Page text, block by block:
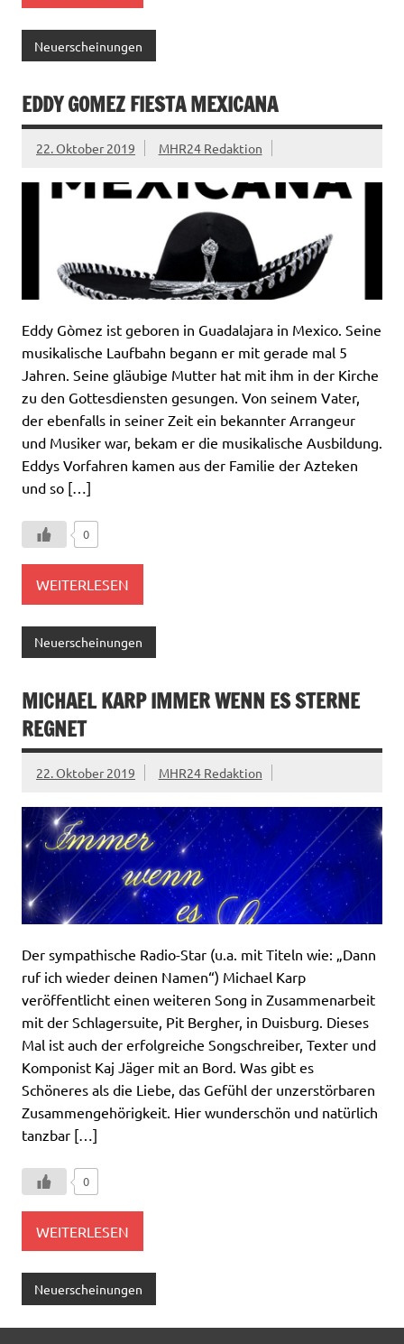
Neuerscheinungen
EDDY GOMEZ FIESTA MEXICANA
22. Oktober 2019 MHR24 Redaktion
Eddy Gòmez ist geboren in Guadalajara in Mexico. Seine
musikalische Laufbahn begann er mit gerade mal 5
Jahren. Seine gläubige Mutter hat mit ihm in der Kirche
zu den Gottesdiensten gesungen. Von seinem Vater,
der ebenfalls in seiner Zeit ein bekannter Arrangeur
und Musiker war, bekam er die musikalische Ausbildung.
Eddys Vorfahren kamen aus der Familie der Azteken
und so […]
0
WEITERLESEN
Neuerscheinungen
MICHAEL KARP IMMER WENN ES STERNE
REGNET
22. Oktober 2019 MHR24 Redaktion
Der sympathische Radio-Star (u.a. mit Titeln wie: „Dann
ruf ich wieder deinen Namen“) Michael Karp
veröffentlicht einen weiteren Song in Zusammenarbeit
mit der Schlagersuite, Pit Bergher, in Duisburg. Dieses
Mal ist auch der erfolgreiche Songschreiber, Texter und
Komponist Kaj Jäger mit an Bord. Was gibt es
Schöneres als die Liebe, das Gefühl der unzerstörbaren
Zusammengehörigkeit. Hier wunderschön und natürlich
tanzbar […]
0
WEITERLESEN
Neuerscheinungen